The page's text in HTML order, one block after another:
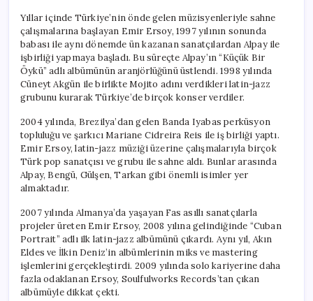
Yıllar içinde Türkiye’nin önde gelen müzisyenleriyle sahne
çalışmalarına başlayan Emir Ersoy, 1997 yılının sonunda
babası ile aynı dönemde ün kazanan sanatçılardan Alpay ile
işbirliği yapmaya başladı. Bu süreçte Alpay’ın “Küçük Bir
Öykü” adlı albümünün aranjörlüğünü üstlendi. 1998 yılında
Cüneyt Akgün ile birlikte Mojito adını verdikleri latin-jazz
grubunu kurarak Türkiye’de birçok konser verdiler.
2004 yılında, Brezilya’dan gelen Banda Iyabas perküsyon
topluluğu ve şarkıcı Mariane Cidreira Reis ile iş birliği yaptı.
Emir Ersoy, latin-jazz müziği üzerine çalışmalarıyla birçok
Türk pop sanatçısı ve grubu ile sahne aldı. Bunlar arasında
Alpay, Bengü, Gülşen, Tarkan gibi önemli isimler yer
almaktadır.
2007 yılında Almanya’da yaşayan Fas asıllı sanatçılarla
projeler üreten Emir Ersoy, 2008 yılına gelindiğinde “Cuban
Portrait” adlı ilk latin-jazz albümünü çıkardı. Aynı yıl, Akın
Eldes ve İlkin Deniz’in albümlerinin miks ve mastering
işlemlerini gerçekleştirdi. 2009 yılında solo kariyerine daha
fazla odaklanan Ersoy, Soulfulworks Records’tan çıkan
albümüyle dikkat çekti.